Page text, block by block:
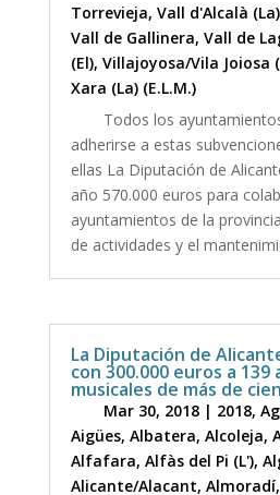
Torrevieja, Vall d'Alcalà (La)
Vall de Gallinera, Vall de
(El), Villajoyosa/Vila Joiosa
Xara (La) (E.L.M.)
Todos los
adherirse a estas
ellas La Diputación de
año 570.000 euros para
ayuntamientos de la
de actividades y el
La Diputación de
con 300.000 euros a
musicales de más de
Mar 30, 2018| 2018,
Aigües, Albatera, Alcoleja,
Alfafara, Alfàs del Pi (L'),
Alicante/Alacant, Almoradí,